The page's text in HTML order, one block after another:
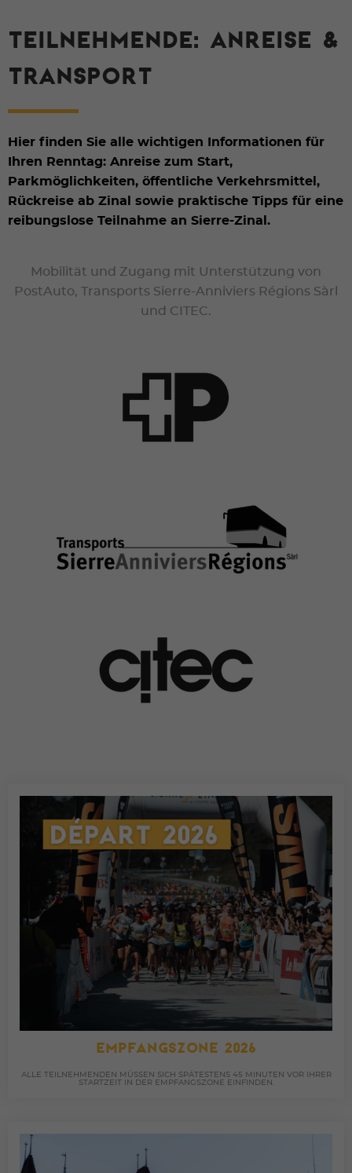
TEILNEHMENDE: ANREISE &
TRANSPORT
Hier finden Sie alle wichtigen Informationen für
Ihren Renntag: Anreise zum Start,
Parkmöglichkeiten, öffentliche Verkehrsmittel,
Rückreise ab Zinal sowie praktische Tipps für eine
reibungslose Teilnahme an Sierre-Zinal.
Mobilität und Zugang mit Unterstützung von
PostAuto, Transports Sierre-Anniviers Régions Sàrl
und CITEC.
EMPFANGSZONE 2026
ALLE TEILNEHMENDEN MÜSSEN SICH SPÄTESTENS 45 MINUTEN VOR IHRER
STARTZEIT IN DER EMPFANGSZONE EINFINDEN.